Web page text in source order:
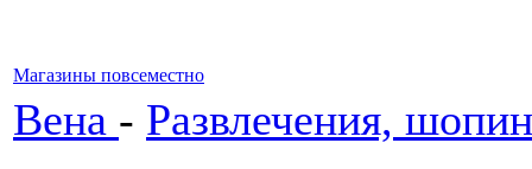
Магазины повсеместно
Вена - Развлечения,